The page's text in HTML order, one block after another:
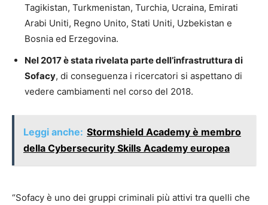
Tagikistan, Turkmenistan, Turchia, Ucraina, Emirati
Arabi Uniti, Regno Unito, Stati Uniti, Uzbekistan e
Bosnia ed Erzegovina.
Nel 2017 è stata rivelata parte dell’infrastruttura di
Sofacy, di conseguenza i ricercatori si aspettano di
vedere cambiamenti nel corso del 2018.
Leggi anche: Stormshield Academy è membro
della Cybersecurity Skills Academy europea
“Sofacy è uno dei gruppi criminali più attivi tra quelli che